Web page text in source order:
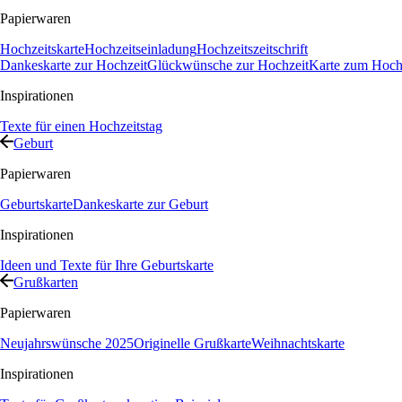
Papierwaren
HochzeitskarteHochzeitseinladungHochzeitszeitschrift
Dankeskarte zur HochzeitGlückwünsche zur HochzeitKarte zum
Inspirationen
Texte für einen Hochzeitstag
Geburt
Papierwaren
GeburtskarteDankeskarte zur Geburt
Inspirationen
Ideen und Texte für Ihre Geburtskarte
Grußkarten
Papierwaren
Neujahrswünsche 2025Originelle GrußkarteWeihnachtskarte
Inspirationen